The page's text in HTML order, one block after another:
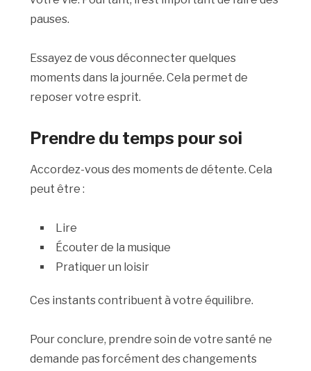
pauses.
Essayez de vous déconnecter quelques
moments dans la journée. Cela permet de
reposer votre esprit.
Prendre du temps pour soi
Accordez-vous des moments de détente. Cela
peut être :
Lire
Écouter de la musique
Pratiquer un loisir
Ces instants contribuent à votre équilibre.
Pour conclure, prendre soin de votre santé ne
demande pas forcément des changements